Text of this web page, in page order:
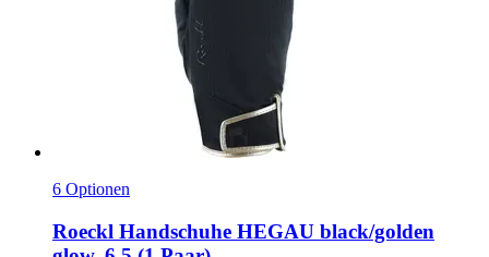
6 Optionen
Roeckl Handschuhe HEGAU black/golden